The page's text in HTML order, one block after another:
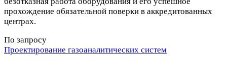
прохождение обязательной поверки в аккредитованных
центрах.
По запросу
Проектирование газоаналитических систем